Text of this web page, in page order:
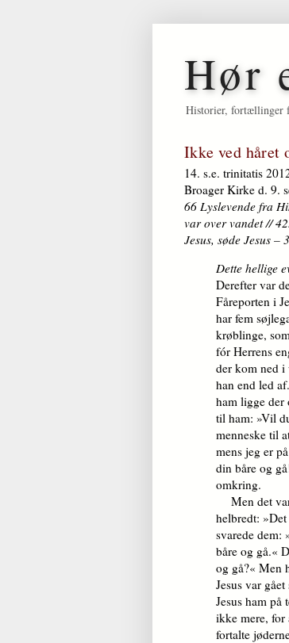
Hør
Historier, fortællinger
Ikke ved håret
14. s.e. trinitatis
Broager Kirke d. 9.
66 Lyslevende fra
var over vandet //
Jesus, søde Jesus
Dette hellige
Derefter var
Fåreporten i
har fem
krøblinge,
fór Herrens
der kom ned i
han end led
ham ligge der
til ham: »Vil
menneske til
mens jeg er
din båre og
omkring.
Men det var
helbredt:
svarede dem:
båre og gå.«
og gå?« Men
Jesus var
Jesus ham på
ikke mere,
fortalte